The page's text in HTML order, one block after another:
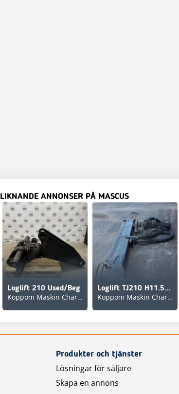
LIKNANDE ANNONSER PÅ MASCUS
Loglift 210 Used/Beg
Koppom Maskin Charlottenberg
Loglift TJ210 H11.5 Used/Beg
Koppom Maskin Charlottenberg
Produkter och tjänster
Lösningar för säljare
Skapa en annons